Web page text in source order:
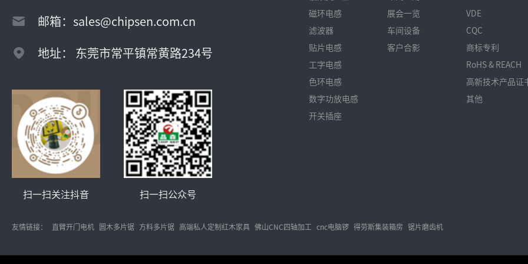
邮箱：sales@chipsen.com.cn
地址： 东莞市常平镇常黄路234号
扫一扫关注抖音 扫一扫公众号
磁环电感
滤波器
贴片电感
工字电感
色环电感
数字功放电感
开关插座
展会一览
车间设备
客户合影
VDE
CQC
商标专利
RoHS & REACH
高新技术产品证
其他
友情链接： 直臂开门电机 圆木多片锯 方料多片锯 高端私人定制红木家具 佛山CNC四轴加工 cnc电脑锣 得劳斯集装箱房 锯片磨齿机